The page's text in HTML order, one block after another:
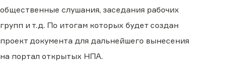
общественные слушания, заседания рабочих
групп и т.д. По итогам которых будет создан
проект документа для дальнейшего вынесения
на портал открытых НПА.